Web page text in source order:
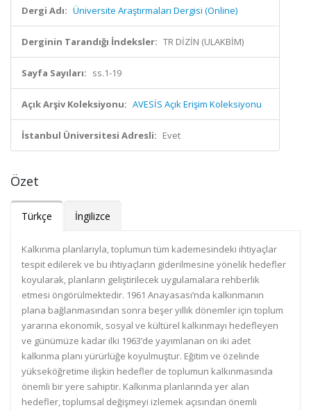
Dergi Adı: Üniversite Araştırmaları Dergisi (Online)
Derginin Tarandığı İndeksler: TR DİZİN (ULAKBİM)
Sayfa Sayıları: ss.1-19
Açık Arşiv Koleksiyonu: AVESİS Açık Erişim Koleksiyonu
İstanbul Üniversitesi Adresli: Evet
Özet
Türkçe İngilizce
Kalkınma planlarıyla, toplumun tüm kademesindeki ihtiyaçlar
tespit edilerek ve bu ihtiyaçların giderilmesine yönelik hedefler
koyularak, planların geliştirilecek uygulamalara rehberlik
etmesi öngörülmektedir. 1961 Anayasası’nda kalkınmanın
plana bağlanmasından sonra beşer yıllık dönemler için toplum
yararına ekonomik, sosyal ve kültürel kalkınmayı hedefleyen
ve günümüze kadar ilki 1963’de yayımlanan on iki adet
kalkınma planı yürürlüğe koyulmuştur. Eğitim ve özelinde
yükseköğretime ilişkin hedefler de toplumun kalkınmasında
önemli bir yere sahiptir. Kalkınma planlarında yer alan
hedefler, toplumsal değişmeyi izlemek açısından önemli